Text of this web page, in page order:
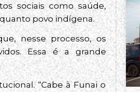
sociais como saúde,
povo indígena.
nesse processo, os
Essa é a grande
“Cabe à Funai o